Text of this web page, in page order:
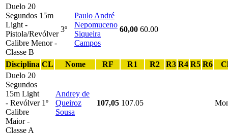
Duelo 20
Segundos 15m
Light -
Pistola/Revólver
Calibre Menor -
Classe B
3º
Paulo André
Nepomuceno
Siqueira
Campos
60,00 60.00
Disciplina CL Nome RF R1 R2 R3 R4 R5 R6
Duelo 20
Segundos
15m Light
- Revólver
Calibre
Maior -
Classe A
1º
Andrey de
Queiroz
Sousa
107,05 107.05